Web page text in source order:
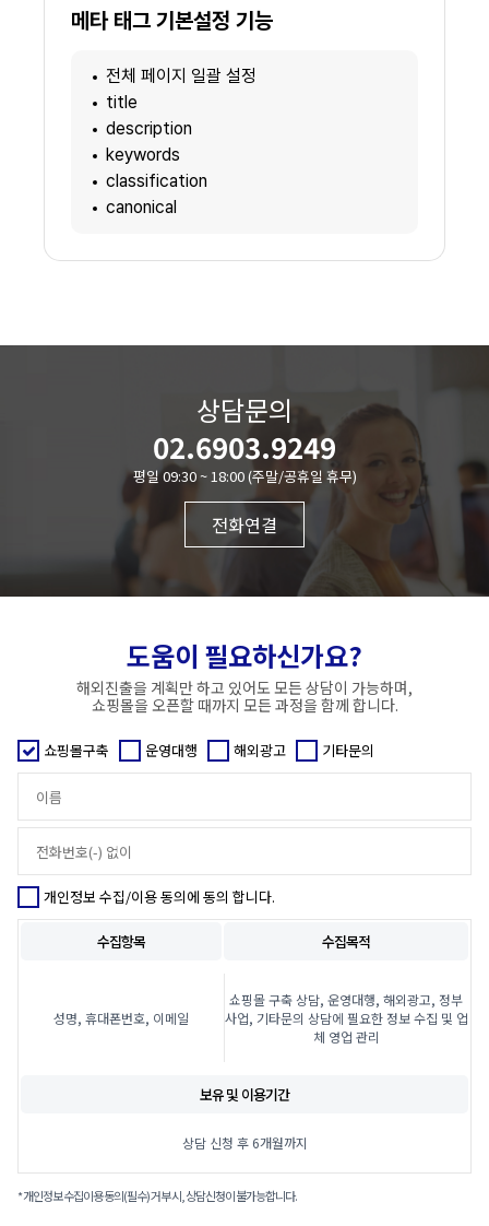
메타 태그 기본설정 기능
전체 페이지 일괄 설정
title
description
keywords
classification
canonical
상담문의
02.6903.9249
평일 09:30 ~ 18:00 (주말/공휴일 휴무)
전화연결
도움이 필요하신가요?
해외진출을 계획만 하고 있어도 모든 상담이 가능하며,
쇼핑몰을 오픈할 때까지 모든 과정을 함께 합니다.
쇼핑몰구축 운영대행 해외광고 기타문의
개인정보 수집/이용 동의에 동의 합니다.
수집항목 수집목적
성명, 휴대폰번호, 이메일
쇼핑몰 구축 상담, 운영대행, 해외광고, 정부
사업, 기타문의 상담에 필요한 정보 수집 및 업
체 영업 관리
보유 및 이용기간
상담 신청 후 6개월까지
* 개인정보 수집이용 동의(필수) 거부 시, 상담신청이 불가능합니다.